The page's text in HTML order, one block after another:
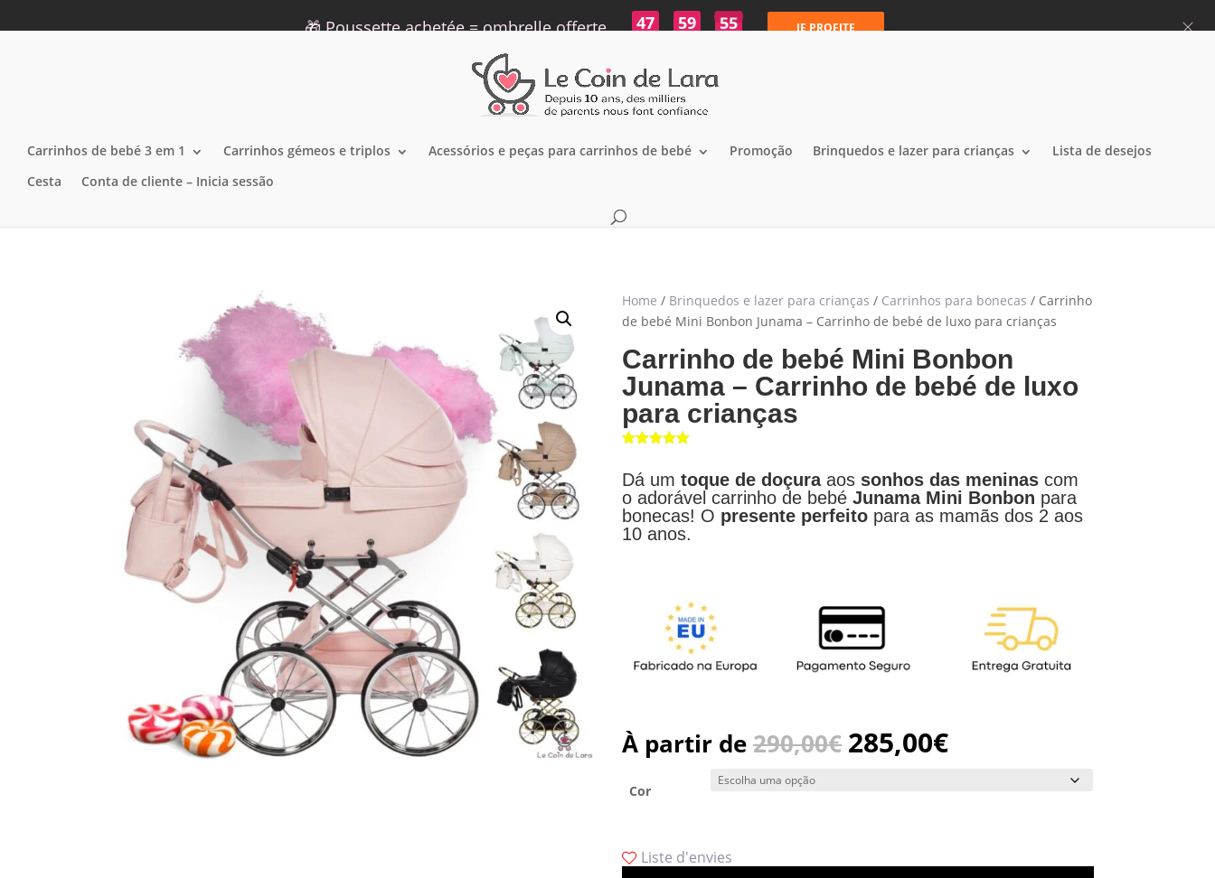
🎁 Poussette achetée = ombrelle offerte 47 59 54 JE PROFITE
Carrinhos de bebé 3 em 1 Carrinhos gémeos e triplos Acessórios e peças para carrinhos de bebé Promoção Brinquedos e lazer para crianças
Lista de desejos
Cesta
Conta de cliente – Inicia sessão
Home / Brinquedos e lazer para crianças / Carrinhos para bonecas / Carrinho
de bebé Mini Bonbon Junama – Carrinho de bebé de luxo para crianças
Carrinho de bebé Mini Bonbon
Junama – Carrinho de bebé de luxo
para crianças
5.00 em 5
com base
em
classifica
ções de
clientes
Dá umtoque de doçuraaos sonhos das meninas com
o adorável carrinho de bebéJunama Mini Bonbon para
bonecas! O presente perfeito para as mamãs dos 2 aos
10 anos.
À partir de290,00€ 285,00€
Cor
Liste d'envies